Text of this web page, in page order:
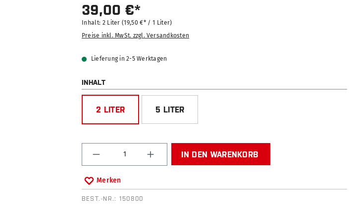
39,00 €*
Inhalt: 2 Liter(19,50 €* / 1 Liter)
Preise inkl. MwSt. zzgl. Versandkosten
Lieferung in 2-5 Werktagen
INHALTAUSWÄHLEN
2 LITER 5 LITER
Produkt Anzahl: Gib den gewünschten Wert ein
IN DEN WARENKORB
Merken
BEST.-NR.:150800